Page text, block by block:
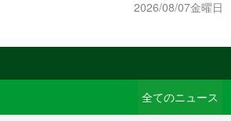
2026/08/07金曜日
全てのニュース